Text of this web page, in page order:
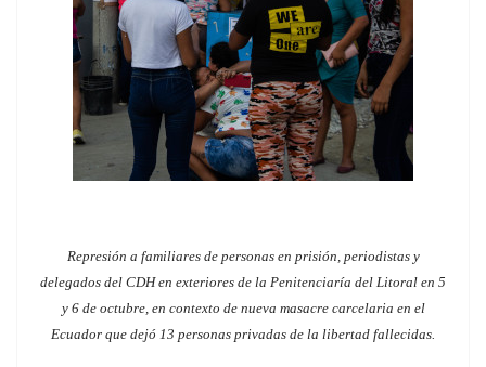
Represión a familiares de personas en prisión, periodistas y
delegados del CDH en exteriores de la Penitenciaría del Litoral en 5
y 6 de octubre, en contexto de nueva masacre carcelaria en el
Ecuador que dejó 13 personas privadas de la libertad fallecidas.